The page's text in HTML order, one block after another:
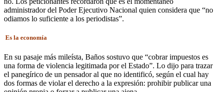
administrador del Poder Ejecutivo Nacional quien considera que “no
odiamos lo suficiente a los periodistas”.
Es la economía
En su pasaje más mileísta, Baños sostuvo que “cobrar impuestos es
una forma de violencia legitimada por el Estado”. Lo dijo para trazar
el panegírico de un pensador al que no identificó, según el cual hay
dos formas de violar el derecho a la expresión: prohibir publicar una